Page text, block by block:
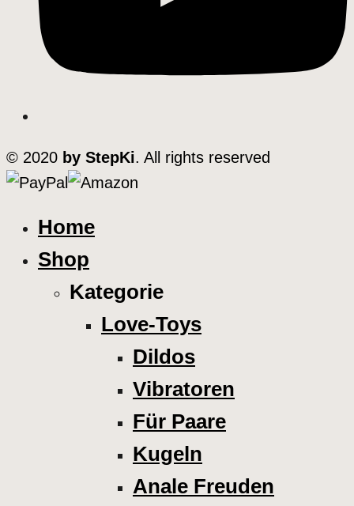
© 2020 by StepKi. All rights reserved
Home
Shop
Kategorie
Love-Toys
Dildos
Vibratoren
Für Paare
Kugeln
Anale Freuden